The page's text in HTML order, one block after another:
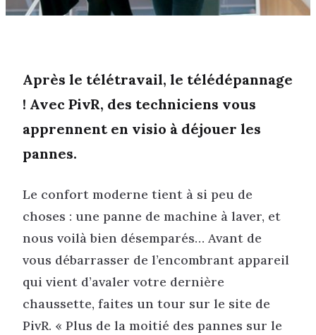
Après le télétravail, le télédépannage
! Avec PivR, des techniciens vous
apprennent en visio à déjouer les
pannes.
Le confort moderne tient à si peu de
choses : une panne de machine à laver, et
nous voilà bien désemparés… Avant de
vous débarrasser de l’encombrant appareil
qui vient d’avaler votre dernière
chaussette, faites un tour sur le site de
PivR. « Plus de la moitié des pannes sur le